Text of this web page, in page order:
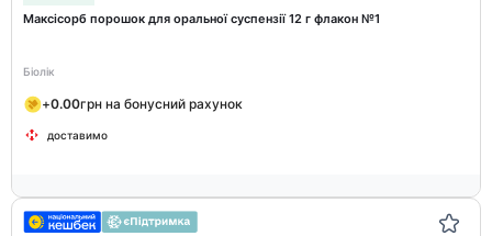
Максісорб порошок для оральної суспензії 12 г флакон №1
Біолік
+0.00грн на бонусний рахунок
доставимо